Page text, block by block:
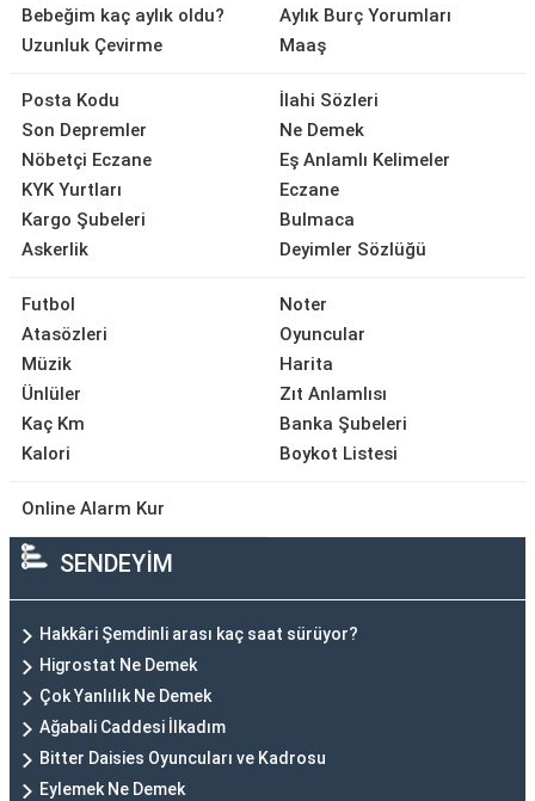
Bebeğim kaç aylık oldu?
Uzunluk Çevirme
Aylık Burç Yorumları
Maaş
Posta Kodu
Son Depremler
Nöbetçi Eczane
KYK Yurtları
Kargo Şubeleri
Askerlik
İlahi Sözleri
Ne Demek
Eş Anlamlı Kelimeler
Eczane
Bulmaca
Deyimler Sözlüğü
Futbol
Atasözleri
Müzik
Ünlüler
Kaç Km
Kalori
Noter
Oyuncular
Harita
Zıt Anlamlısı
Banka Şubeleri
Boykot Listesi
Online Alarm Kur
SENDEYİM
Hakkâri Şemdinli arası kaç saat sürüyor?
Higrostat Ne Demek
Çok Yanlılık Ne Demek
Ağabali Caddesi İlkadım
Bitter Daisies Oyuncuları ve Kadrosu
Eylemek Ne Demek